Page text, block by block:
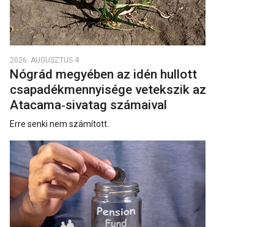
2026. AUGUSZTUS 4.
Nógrád megyében az idén hullott
csapadékmennyisége vetekszik az
Atacama‑sivatag számaival
Erre senki nem számított.